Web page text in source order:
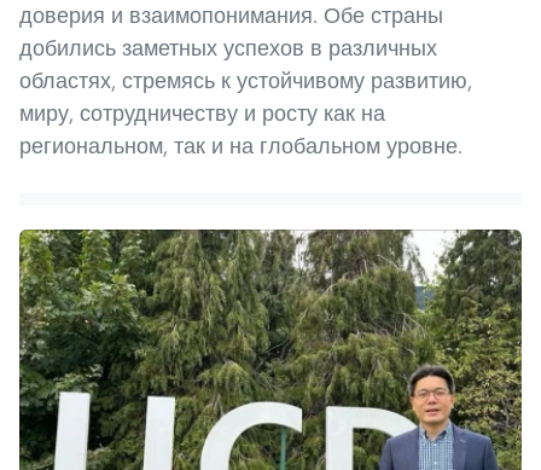
доверия и взаимопонимания. Обе страны
добились заметных успехов в различных
областях, стремясь к устойчивому развитию,
миру, сотрудничеству и росту как на
региональном, так и на глобальном уровне.